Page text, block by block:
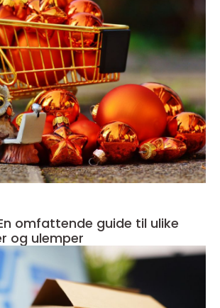
omfattende guide til ulike
og ulemper